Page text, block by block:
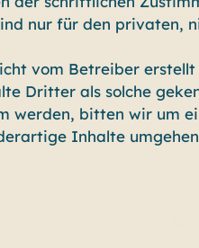
nur für den privaten,
vom Betreiber
Dritter als solche
werden, bitten wir um
Inhalte